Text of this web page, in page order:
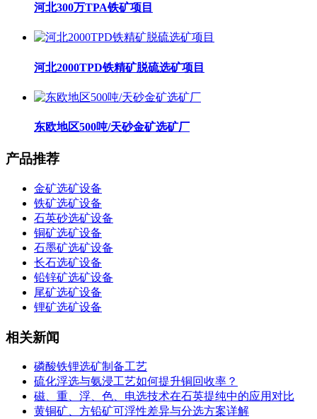
河北300万TPA铁矿项目
河北2000TPD铁精矿脱硫选矿项目
东欧地区500吨/天砂金矿选矿厂
产品推荐
金矿选矿设备
铁矿选矿设备
石英砂选矿设备
铜矿选矿设备
石墨矿选矿设备
长石选矿设备
铅锌矿选矿设备
尾矿选矿设备
锂矿选矿设备
相关新闻
磷酸铁锂选矿制备工艺
硫化浮选与氨浸工艺如何提升铜回收率？
磁、重、浮、色、电选技术在石英提纯中的应用对比
黄铜矿、方铅矿可浮性差异与分选方案详解